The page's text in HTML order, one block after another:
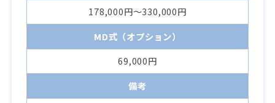
178,000円～330,000円
MD式（オプション）
69,000円
備考